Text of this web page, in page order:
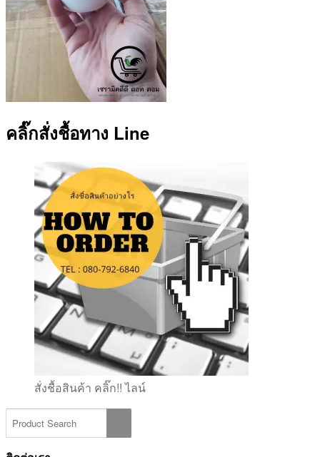
คลิ๊กสั่งชื้อทาง Line
สั่งชื้อสินค้า คลิ๊ก!! ไลน์